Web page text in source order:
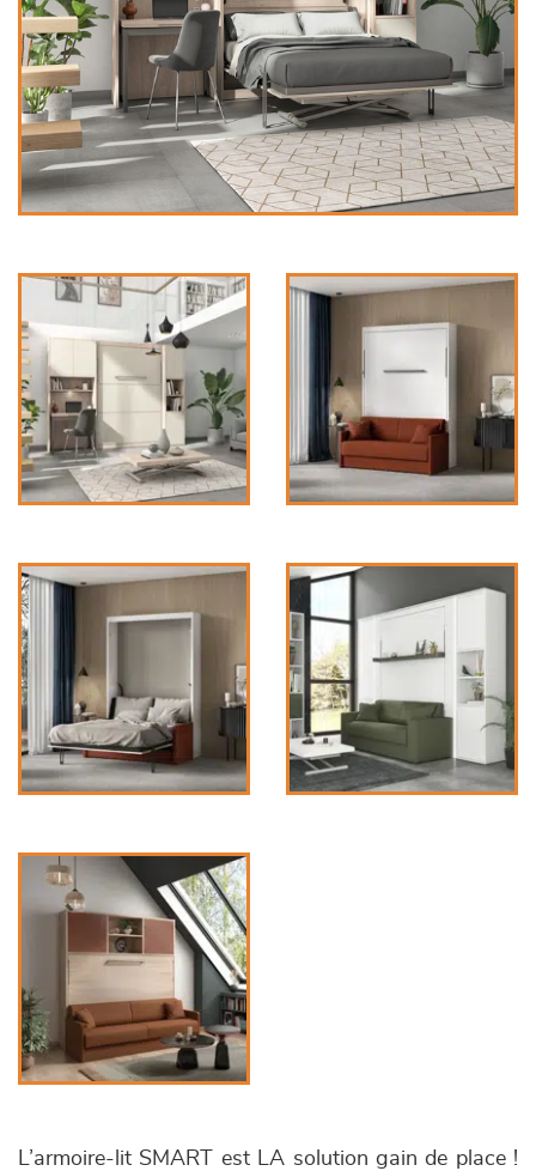
L’armoire-lit SMART est LA solution gain de place !